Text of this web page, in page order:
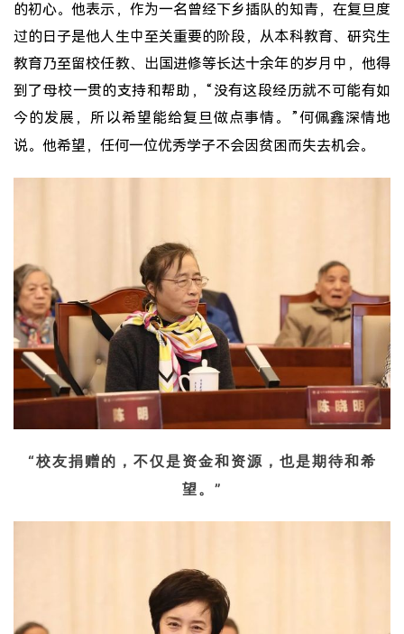
的初心。他表示，作为一名曾经下乡插队的知青，在复旦度
过的日子是他人生中至关重要的阶段，从本科教育、研究生
教育乃至留校任教、出国进修等长达十余年的岁月中，他得
到了母校一贯的支持和帮助，“没有这段经历就不可能有如
今的发展，所以希望能给复旦做点事情。”何佩鑫深情地
说。他希望，任何一位优秀学子不会因贫困而失去机会。
“校友捐赠的，不仅是资金和资源，也是期待和希
望。”